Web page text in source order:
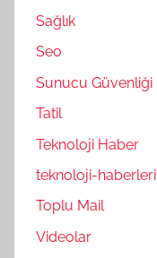
Sağlık
Seo
Sunucu Güvenliği
Tatil
Teknoloji Haber
teknoloji-haberleri
Toplu Mail
Videolar